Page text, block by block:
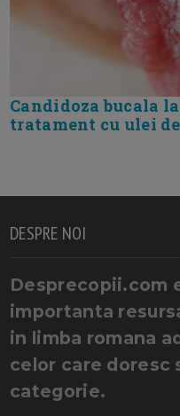
Candidoza bucala
tratament cu ulei
DESPRE NOI
Desprecopii.com
importanta
in limba romana
celor care doresc
categorie.